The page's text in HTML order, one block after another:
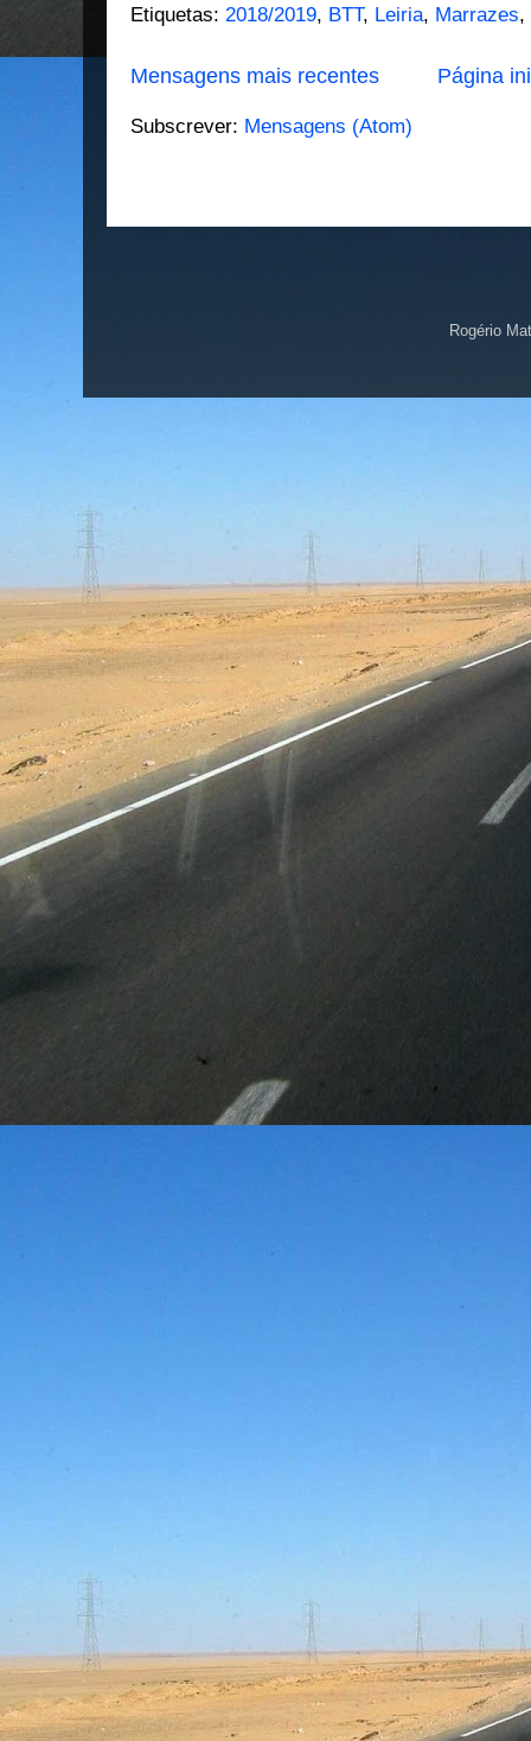
Etiquetas: 2018/2019, BTT, Leiria, Marrazes,
Mensagens mais recentes Página
Subscrever: Mensagens (Atom)
Rogério